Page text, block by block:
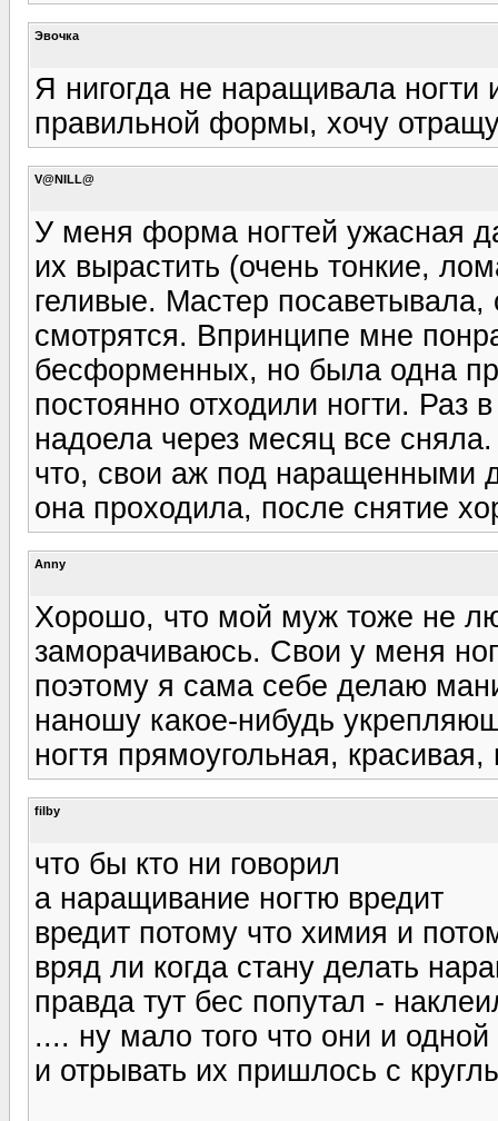
Эвочка
Я нигогда не наращивала
правильной формы, хочу
V@NILL@
У меня форма ногтей ужасная
их вырастить (очень тонкие,
геливые. Мастер
смотрятся. Впринципе мне
бесформенных, но была одна
постоянно отходили ногти. Раз
надоела через месяц все
что, свои аж под наращенными
она проходила, после снятие
Anny
Хорошо, что мой муж тоже не
заморачиваюсь. Свои у меня
поэтому я сама себе делаю
наношу какое-нибудь
ногтя прямоугольная,
filby
что бы кто ни говорил
а наращивание ногтю вредит
вредит потому что химия и
вряд ли когда стану делать
правда тут бес попутал -
.... ну мало того что они и
и отрывать их пришлось с